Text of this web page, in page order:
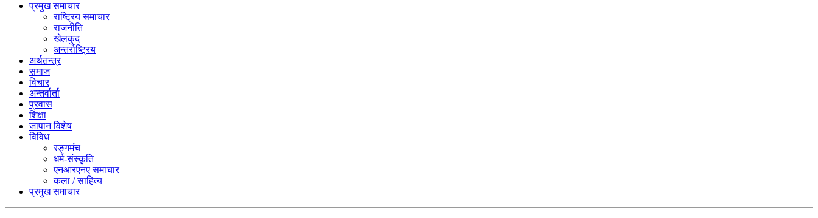
प्रमुख समाचार
राष्ट्रिय समाचार
राजनीति
खेलकुद
अन्तर्राष्ट्रिय
अर्थतन्त्र
समाज
विचार
अन्तर्वार्ता
प्रवास
शिक्षा
जापान विशेष
विविध
रङ्गमंच
धर्म-संस्कृति
एनआरएनए समाचार
कला / साहित्य
प्रमुख समाचार